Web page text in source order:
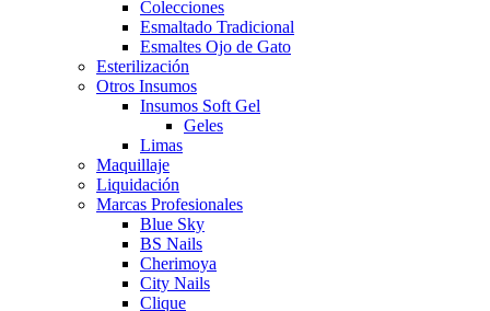
Colecciones
Esmaltado Tradicional
Esmaltes Ojo de Gato
Esterilización
Otros Insumos
Insumos Soft Gel
Geles
Limas
Maquillaje
Liquidación
Marcas Profesionales
Blue Sky
BS Nails
Cherimoya
City Nails
Clique